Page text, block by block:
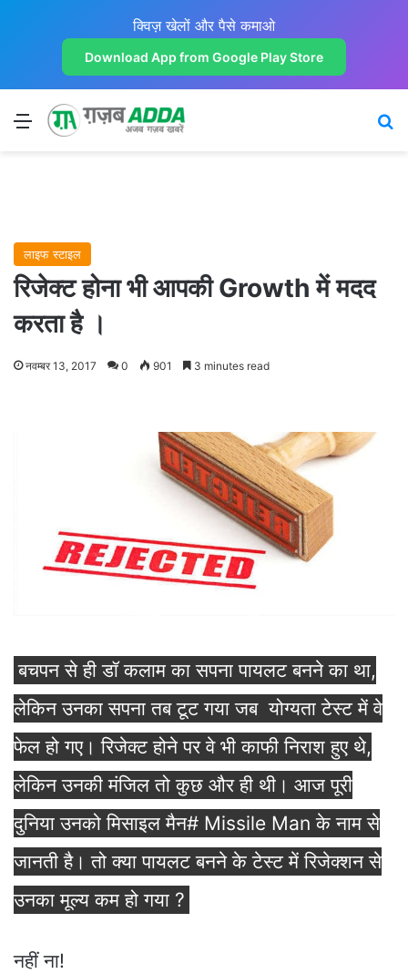
क्विज़ खेलों और पैसे कमाओ
Download App from Google Play Store
Menu
लाइफ स्टाइल
रिजेक्ट होना भी आपकी Growth में मदद
करता है ।
नवम्बर 13, 2017 0 901 3 minutes read
बचपन से ही डॉ कलाम का सपना पायलट बनने का था,
लेकिन उनका सपना तब टूट गया जब योग्यता टेस्ट में वे
फेल हो गए। रिजेक्ट होने पर वे भी काफी निराश हुए थे,
लेकिन उनकी मंजिल तो कुछ और ही थी। आज पूरी
दुनिया उनको मिसाइल मैन# Missile Man के नाम से
जानती है। तो क्या पायलट बनने के टेस्ट में रिजेक्शन से
उनका मूल्य कम हो गया ?
नहीं ना!